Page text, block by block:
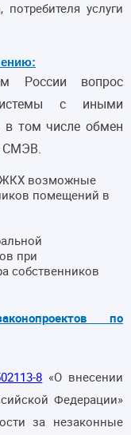
услуги
России вопрос
с иными
в том числе обмен
СМЭВ.
ЖКХ возможные
помещений в
при
собственников
по
8 «О внесении
Федерации»
за незаконные